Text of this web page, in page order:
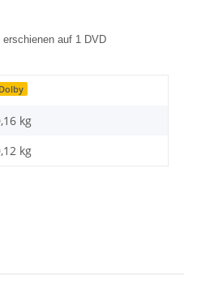
auf 1 DVD
Dolby
kg
kg